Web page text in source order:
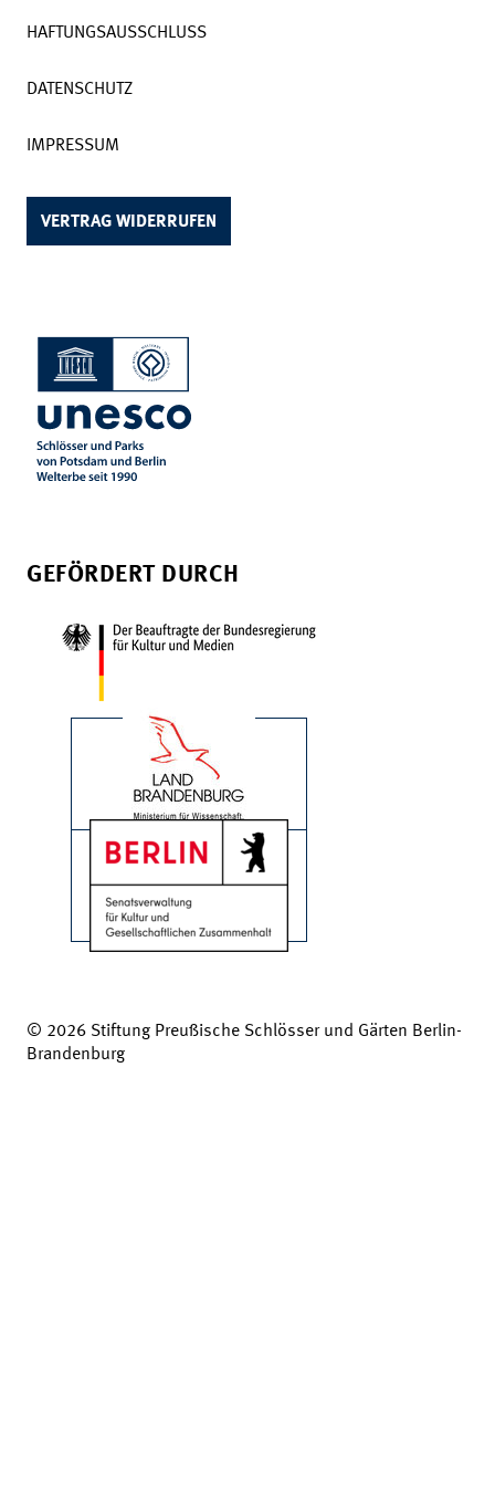
HAFTUNGSAUSSCHLUSS
DATENSCHUTZ
IMPRESSUM
VERTRAG WIDERRUFEN
GEFÖRDERT DURCH
© 2026 Stiftung Preußische Schlösser und Gärten Berlin-
Brandenburg